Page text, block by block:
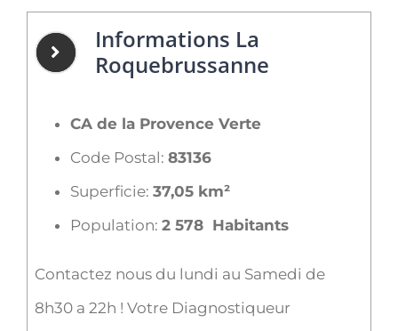
Informations La
Roquebrussanne
CA de la Provence Verte
Code Postal: 83136
Superficie: 37,05 km²
Population: 2 578 Habitants
Contactez nous du lundi au Samedi de
8h30 a 22h ! Votre Diagnostiqueur